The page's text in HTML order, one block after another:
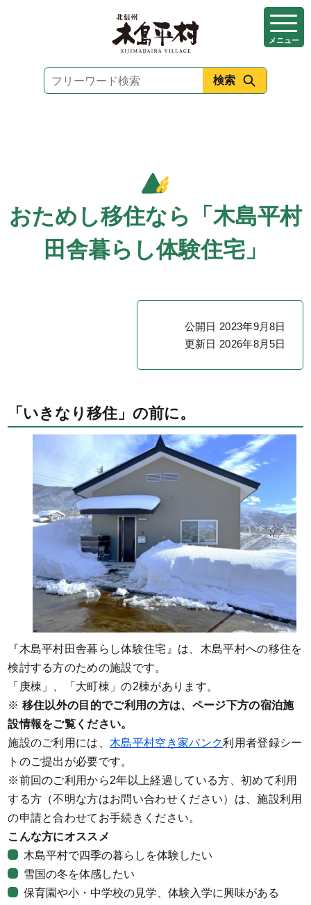
メニュー
おためし移住なら「木島平村
田舎暮らし体験住宅」
公開日 2023年9月8日
更新日 2026年8月5日
「いきなり移住」の前に。
『木島平村田舎暮らし体験住宅』は、木島平村への移住を
検討する方のための施設です。
「庚棟」、「大町棟」の2棟があります。
※ 移住以外の目的でご利用の方は、ページ下方の宿泊施
設情報をご覧ください。
施設のご利用には、 木島平村空き家バンク利用者登録シー
トのご提出が必要です。
※前回のご利用から2年以上経過している方、初めて利用
する方（不明な方はお問い合わせください）は、施設利用
の申請と合わせてお手続きください。
こんな方にオススメ
木島平村で四季の暮らしを体験したい
雪国の冬を体感したい
保育園や小・中学校の見学、体験入学に興味がある